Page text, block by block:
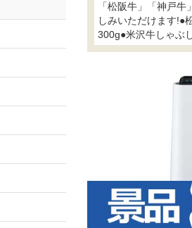
「松阪牛」「神戸
しみいただけます!●
300g●米沢牛しゃ